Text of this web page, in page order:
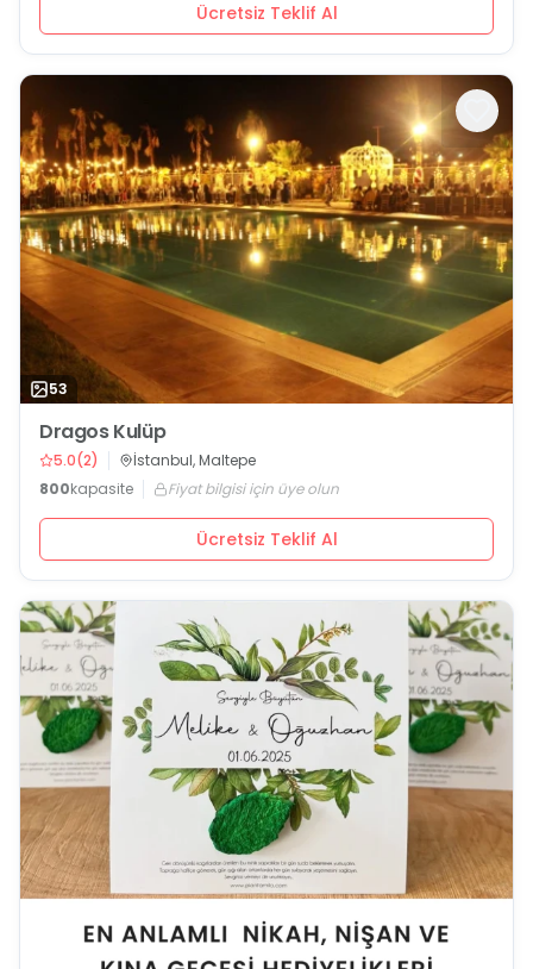
Ücretsiz Teklif Al
53
Dragos Kulüp
5.0(2)
İstanbul, Maltepe
800kapasite Fiyat bilgisi için üye olun
Ücretsiz Teklif Al